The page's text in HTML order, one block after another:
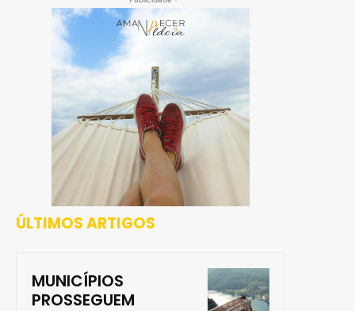
ÚLTIMOS ARTIGOS
MUNICÍPIOS
PROSSEGUEM